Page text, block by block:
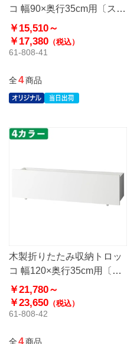
コ 幅90×奥行35cm用〔スト
エキオリジナル〕
￥15,510～
￥17,380 （税込）
61-808-41
全4商品
木製折りたたみ収納トロッ
コ 幅120×奥行35cm用〔ス
トエキオリジナル〕
￥21,780～
￥23,650 （税込）
61-808-42
全4商品